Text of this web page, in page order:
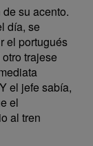
su acento.
día, se
el portugués
trajese
el jefe sabía,
el
al tren